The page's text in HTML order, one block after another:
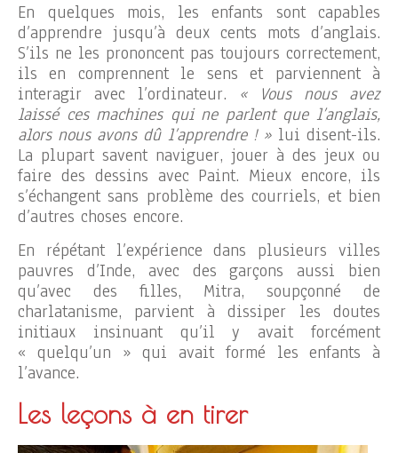
En quelques mois, les enfants sont capables
d’apprendre jusqu’à deux cents mots d’anglais.
S’ils ne les prononcent pas toujours correctement,
ils en comprennent le sens et parviennent à
interagir avec l’ordinateur. « Vous nous avez
laissé ces machines qui ne parlent que l’anglais,
alors nous avons dû l’apprendre ! »lui disent-ils.
La plupart savent naviguer, jouer à des jeux ou
faire des dessins avec Paint. Mieux encore, ils
s’échangent sans problème des courriels, et bien
d’autres choses encore.
En répétant l’expérience dans plusieurs villes
pauvres d’Inde, avec des garçons aussi bien
qu’avec des filles, Mitra, soupçonné de
charlatanisme, parvient à dissiper les doutes
initiaux insinuant qu’il y avait forcément
« quelqu’un » qui avait formé les enfants à
l’avance.
Les leçons à en tirer